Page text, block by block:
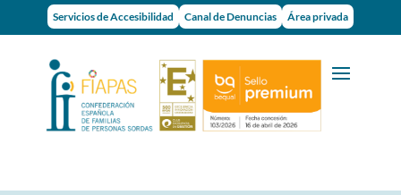
Servicios de Accesibilidad Canal de Denuncias Área privada